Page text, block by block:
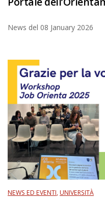
News del 08 January 2026
NEWS ED EVENTI,UNIVERSITÀ